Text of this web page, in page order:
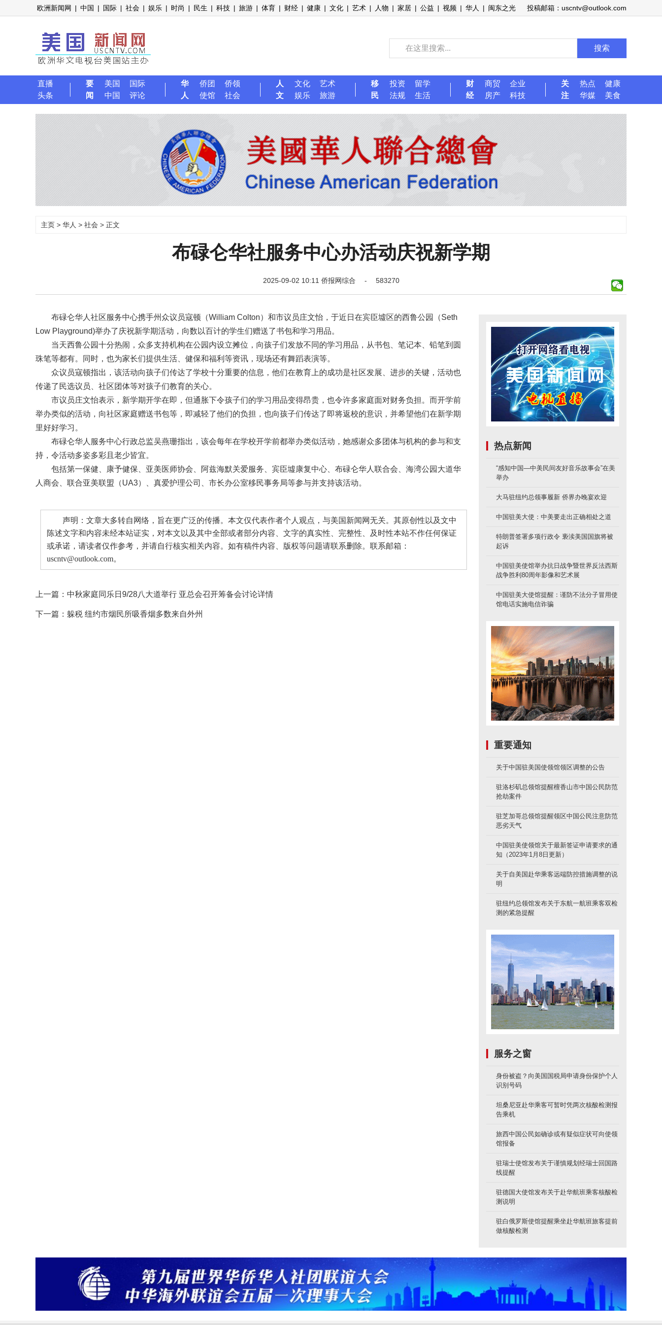
欧洲新闻网 | 中国 | 国际 | 社会 | 娱乐 | 时尚 | 民生 | 科技 | 旅游 | 体育 | 财经 | 健康 | 文化 | 艺术 | 人物 | 家居 | 公益 | 视频 | 华人 | 闽东之光 投稿邮箱：uscntv@outlook.com
搜索
直播
头条
要
闻
美国
国际
中国
评论
华
人
侨团
侨领
使馆
社会
人
文
文化
艺术
娱乐
旅游
移
民
投资
留学
法规
生活
财
经
商贸
企业
房产
科技
关
注
热点
健康
华媒
美食
主页 > 华人 > 社会 > 正文
布碌仑华社服务中心办活动庆祝新学期
2025-09-02 10:11 侨报网综合 - 583270
布碌仑华人社区服务中心携手州众议员寇顿（William Colton）和市议员庄文怡，于近日在宾臣墟区的西鲁公园（Seth
Low Playground)举办了庆祝新学期活动，向数以百计的学生们赠送了书包和学习用品。
当天西鲁公园十分热闹，众多支持机构在公园内设立摊位，向孩子们发放不同的学习用品，从书包、笔记本、铅笔到圆
珠笔等都有。同时，也为家长们提供生活、健保和福利等资讯，现场还有舞蹈表演等。
众议员寇顿指出，该活动向孩子们传达了学校十分重要的信息，他们在教育上的成功是社区发展、进步的关键，活动也
传递了民选议员、社区团体等对孩子们教育的关心。
市议员庄文怡表示，新学期开学在即，但通胀下令孩子们的学习用品变得昂贵，也令许多家庭面对财务负担。而开学前
举办类似的活动，向社区家庭赠送书包等，即减轻了他们的负担，也向孩子们传达了即将返校的意识，并希望他们在新学期
里好好学习。
布碌仑华人服务中心行政总监吴燕珊指出，该会每年在学校开学前都举办类似活动，她感谢众多团体与机构的参与和支
持，令活动多姿多彩且老少皆宜。
包括第一保健、康予健保、亚美医师协会、阿兹海默关爱服务、宾臣墟康复中心、布碌仑华人联合会、海湾公园大道华
人商会、联合亚美联盟（UA3）、真爱护理公司、市长办公室移民事务局等参与并支持该活动。
声明：文章大多转自网络，旨在更广泛的传播。本文仅代表作者个人观点，与美国新闻网无关。其原创性以及文中
陈述文字和内容未经本站证实，对本文以及其中全部或者部分内容、文字的真实性、完整性、及时性本站不作任何保证
或承诺，请读者仅作参考，并请自行核实相关内容。如有稿件内容、版权等问题请联系删除。联系邮箱：
uscntv@outlook.com。
上一篇： 中秋家庭同乐日9/28八大道举行 亚总会召开筹备会讨论详情
下一篇： 躲税 纽约市烟民所吸香烟多数来自外州
热点新闻
“感知中国—中美民间友好音乐故事会”在美
举办
大马驻纽约总领事履新 侨界办晚宴欢迎
中国驻美大使：中美要走出正确相处之道
特朗普签署多项行政令 亵渎美国国旗将被
起诉
中国驻美使馆举办抗日战争暨世界反法西斯
战争胜利80周年影像和艺术展
中国驻美大使馆提醒：谨防不法分子冒用使
馆电话实施电信诈骗
重要通知
关于中国驻美国使领馆领区调整的公告
驻洛杉矶总领馆提醒檀香山市中国公民防范
抢劫案件
驻芝加哥总领馆提醒领区中国公民注意防范
恶劣天气
中国驻美使领馆关于最新签证申请要求的通
知（2023年1月8日更新）
关于自美国赴华乘客远端防控措施调整的说
明
驻纽约总领馆发布关于东航一航班乘客双检
测的紧急提醒
服务之窗
身份被盗？向美国国税局申请身份保护个人
识别号码
坦桑尼亚赴华乘客可暂时凭两次核酸检测报
告乘机
旅西中国公民如确诊或有疑似症状可向使领
馆报备
驻瑞士使馆发布关于谨慎规划经瑞士回国路
线提醒
驻德国大使馆发布关于赴华航班乘客核酸检
测说明
驻白俄罗斯使馆提醒乘坐赴华航班旅客提前
做核酸检测